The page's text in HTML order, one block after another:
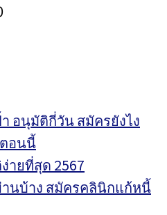
อนุมัติกี่วัน สมัครยังไง
อนนี้
ายที่สุด 2567
นบ้าง สมัครคลินิกแก้หนี้